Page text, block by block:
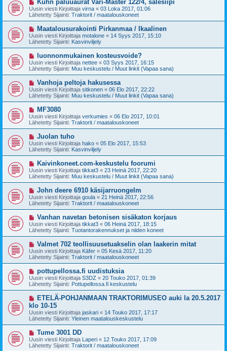
e
s
t
u
s
i
v
e
s
t
Kuhn paluuaurat Vari-Master 122/4, sälesiipi
Uusin viesti Kirjoittaja virna « 03 Loka 2017, 01:06
Lähetetty Sijainti: Traktorit / maatalouskoneet
U
u
s
i
v
e
s
t
Maatalousurakointi Pirkanmaa / Ikaalinen
Uusin viesti Kirjoittaja motalone « 14 Syys 2017, 15:10
Lähetetty Sijainti: Kasvinviljely
U
u
s
i
v
e
s
t
luonnonmukainen kosteusvoide?
Uusin viesti Kirjoittaja nettee « 03 Syys 2017, 16:15
Lähetetty Sijainti: Muu keskustelu / Muut linkit (Vapaa sana)
U
u
s
i
v
e
s
t
Vanhoja peltoja hakusessa
Uusin viesti Kirjoittaja sitkonen « 06 Elo 2017, 22:22
Lähetetty Sijainti: Muu keskustelu / Muut linkit (Vapaa sana)
U
u
s
i
e
s
t
MF3080
Uusin viesti Kirjoittaja verkumies « 06 Elo 2017, 10:01
Lähetetty Sijainti: Traktorit / maatalouskoneet
U
u
s
i
v
e
s
t
Juolan tuho
Uusin viesti Kirjoittaja hako « 05 Elo 2017, 15:53
Lähetetty Sijainti: Kasvinviljely
U
u
s
i
e
s
t
Kaivinkoneet.com-keskustelu foorumi
Uusin viesti Kirjoittaja tikkat3 « 23 Heinä 2017, 22:20
Lähetetty Sijainti: Muu keskustelu / Muut linkit (Vapaa sana)
U
u
s
i
v
e
s
t
John deere 6910 käsijarruongelm
Uusin viesti Kirjoittaja goula « 21 Heinä 2017, 22:56
Lähetetty Sijainti: Traktorit / maatalouskoneet
U
u
s
i
v
e
s
t
Vanhan navetan betonisen sisäkaton korjaus
Uusin viesti Kirjoittaja tikkat3 « 06 Heinä 2017, 18:15
Lähetetty Sijainti: Tuotantorakennukset ja niiden koneet
U
u
s
i
e
s
t
Valmet 702 teollisuusetuakselin olan laakerin mitat
Uusin viesti Kirjoittaja Käfer « 05 Kesä 2017, 11:20
Lähetetty Sijainti: Traktorit / maatalouskoneet
U
u
s
i
v
e
s
t
i
pottupellossa.fi uudistuksia
Uusin viesti Kirjoittaja S3DZ « 20 Touko 2017, 01:39
Lähetetty Sijainti: Pottupellossa.fi keskustelu
U
s
i
v
i
s
t
ETELÄ-POHJANMAAN TRAKTORIMUSEO auki la 20.5.2017
klo 10-15
Uusin viesti Kirjoittaja jaskari « 14 Touko 2017, 17:17
Lähetetty Sijainti: Yleinen maatalouskeskustelu
U
u
s
i
Tume 3001 DD
Uusin viesti Kirjoittaja Laperi « 12 Touko 2017, 17:09
Lähetetty Sijainti: Traktorit / maatalouskoneet